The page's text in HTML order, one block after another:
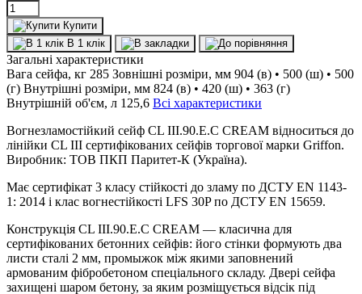
Купити
В 1 клік
Загальні характеристики
Вага сейфа, кг 285 Зовнішні розміри, мм 904 (в) • 500 (ш) • 500
(г) Внутрішні розміри, мм 824 (в) • 420 (ш) • 363 (г)
Внутрішній об'єм, л 125,6 Всі характеристики
Вогнезламостійкий сейф CL III.90.E.C CREAM відноситься до
лінійки CL III сертифікованих сейфів торгової марки Griffon.
Виробник: ТОВ ПКП Паритет-К (Україна).
Має сертифікат 3 класу стійкості до зламу по ДСТУ EN 1143-
1: 2014 і клас вогнестійкості LFS 30P по ДСТУ EN 15659.
Конструкція CL III.90.E.C CREAM — класична для
сертифікованих бетонних сейфів: його стінки формують два
листи сталі 2 мм, промыжок між якими заповнений
армованим фібробетоном спеціального складу. Двері сейфа
захищені шаром бетону, за яким розміщується відсік під